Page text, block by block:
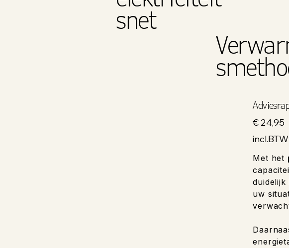
snet
Prijs
€ 24,95
incl.BTW
Met het
uw